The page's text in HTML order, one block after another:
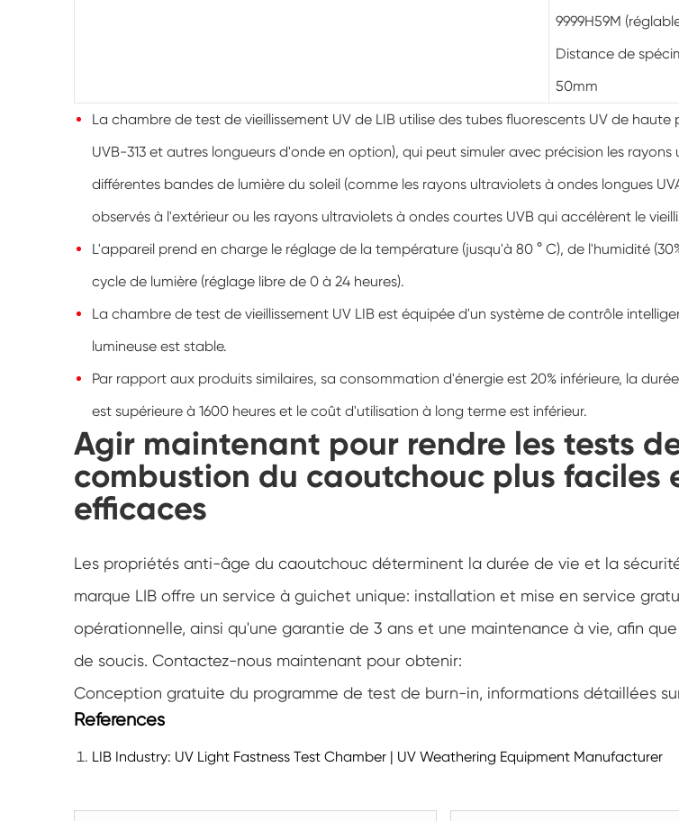
Chambre de climatisation à
d'humidité de la température
Chambre d'altitude de
Four de séchage
Dispositifs de test de panneaux
Chambre du climat froid
Marcher dans la chambre
Chambre d'humidité froide de
Chambre environnementale
Chambre de stress environnemental
Chambre environnementale sous-
Équipement d'essai accéléré de
Chambre de stabilité
9999H59M
Distance de
50mm
La chambre de test de vieillissement UV de LIB utilise des tubes fluorescents UV de haute
UVB-313 et autres longueurs d'onde en option), qui peut simuler avec précision les rayons
différentes bandes de lumière du soleil (comme les rayons ultraviolets à ondes longues
observés à l'extérieur ou les rayons ultraviolets à ondes courtes UVB qui accélèrent le
L'appareil prend en charge le réglage de la température (jusqu'à 80 ° C), de l'humidité
cycle de lumière (réglage libre de 0 à 24 heures).
La chambre de test de vieillissement UV LIB est équipée d'un système de contrôle
lumineuse est stable.
Par rapport aux produits similaires, sa consommation d'énergie est 20% inférieure, la
est supérieure à 1600 heures et le coût d'utilisation à long terme est inférieur.
Agir maintenant pour rendre les tests
combustion du caoutchouc plus faciles
efficaces
Les propriétés anti-âge du caoutchouc déterminent la durée de vie et la
marque LIB offre un service à guichet unique: installation et mise en service
opérationnelle, ainsi qu'une garantie de 3 ans et une maintenance à vie, afin que
de soucis. Contactez-nous maintenant pour obtenir:
Conception gratuite du programme de test de burn-in, informations détaillées
References
LIB Industry: UV Light Fastness Test Chamber | UV Weathering Equipment Manufacturer